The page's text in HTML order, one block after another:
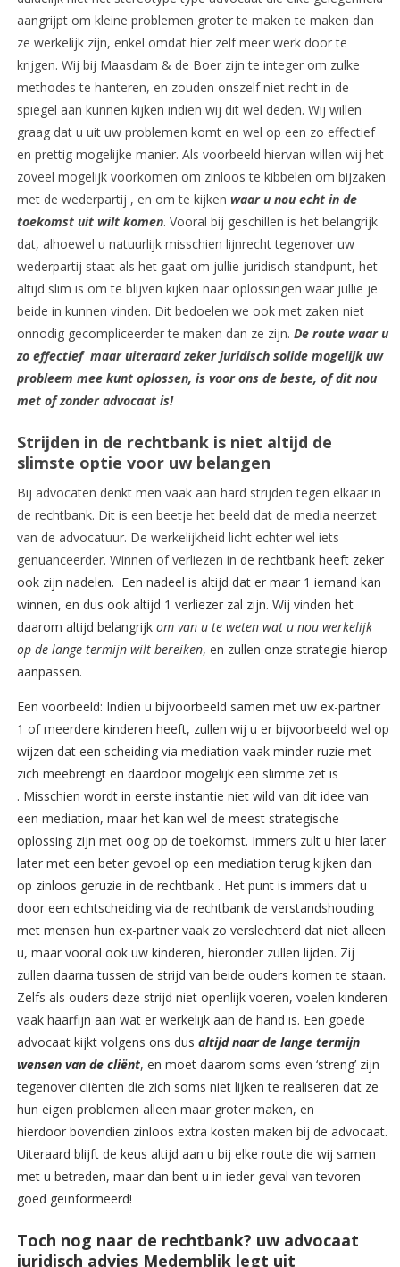
aangrijpt om kleine problemen groter te maken te maken dan
ze werkelijk zijn, enkel omdat hier zelf meer werk door te
krijgen. Wij bij Maasdam & de Boer zijn te integer om zulke
methodes te hanteren, en zouden onszelf niet recht in de
spiegel aan kunnen kijken indien wij dit wel deden. Wij willen
graag dat u uit uw problemen komt en wel op een zo effectief
en prettig mogelijke manier. Als voorbeeld hiervan willen wij het
zoveel mogelijk voorkomen om zinloos te kibbelen om bijzaken
met de wederpartij , en om te kijken waar u nou echt in de
toekomst uit wilt komen. Vooral bij geschillen is het belangrijk
dat, alhoewel u natuurlijk misschien lijnrecht tegenover uw
wederpartij staat als het gaat om jullie juridisch standpunt, het
altijd slim is om te blijven kijken naar oplossingen waar jullie je
beide in kunnen vinden. Dit bedoelen we ook met zaken niet
onnodig gecompliceerder te maken dan ze zijn. De route waar u
zo effectief maar uiteraard zeker juridisch solide mogelijk uw
probleem mee kunt oplossen, is voor ons de beste, of dit nou
met of zonder advocaat is!
Strijden in de rechtbank is niet altijd de
slimste optie voor uw belangen
Bij advocaten denkt men vaak aan hard strijden tegen elkaar in
de rechtbank. Dit is een beetje het beeld dat de media neerzet
van de advocatuur. De werkelijkheid licht echter wel iets
genuanceerder. Winnen of verliezen in de rechtbank heeft zeker
ook zijn nadelen. Een nadeel is altijd dat er maar 1 iemand kan
winnen, en dus ook altijd 1 verliezer zal zijn. Wij vinden het
daarom altijd belangrijk om van u te weten wat u nou werkelijk
op de lange termijn wilt bereiken, en zullen onze strategie hierop
aanpassen.
Een voorbeeld: Indien u bijvoorbeeld samen met uw ex-partner
1 of meerdere kinderen heeft, zullen wij u er bijvoorbeeld wel op
wijzen dat een scheiding via mediation vaak minder ruzie met
zich meebrengt en daardoor mogelijk een slimme zet is
. Misschien wordt in eerste instantie niet wild van dit idee van
een mediation, maar het kan wel de meest strategische
oplossing zijn met oog op de toekomst. Immers zult u hier later
later met een beter gevoel op een mediation terug kijken dan
op zinloos geruzie in de rechtbank . Het punt is immers dat u
door een echtscheiding via de rechtbank de verstandshouding
met mensen hun ex-partner vaak zo verslechterd dat niet alleen
u, maar vooral ook uw kinderen, hieronder zullen lijden. Zij
zullen daarna tussen de strijd van beide ouders komen te staan.
Zelfs als ouders deze strijd niet openlijk voeren, voelen kinderen
vaak haarfijn aan wat er werkelijk aan de hand is. Een goede
advocaat kijkt volgens ons dus altijd naar de lange termijn
wensen van de cliënt, en moet daarom soms even ‘streng’ zijn
tegenover cliënten die zich soms niet lijken te realiseren dat ze
hun eigen problemen alleen maar groter maken, en
hierdoor bovendien zinloos extra kosten maken bij de advocaat.
Uiteraard blijft de keus altijd aan u bij elke route die wij samen
met u betreden, maar dan bent u in ieder geval van tevoren
goed geïnformeerd!
Toch nog naar de rechtbank? uw advocaat
juridisch advies Medemblik legt uit